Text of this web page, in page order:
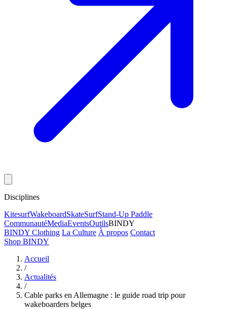
Disciplines
KitesurfWakeboardSkateSurfStand-Up Paddle
CommunautéMediaEventsOutilsBINDY
BINDY Clothing La Culture À propos Contact
Shop BINDY
Accueil
/
Actualités
/
Cable parks en Allemagne : le guide road trip pour
wakeboarders belges